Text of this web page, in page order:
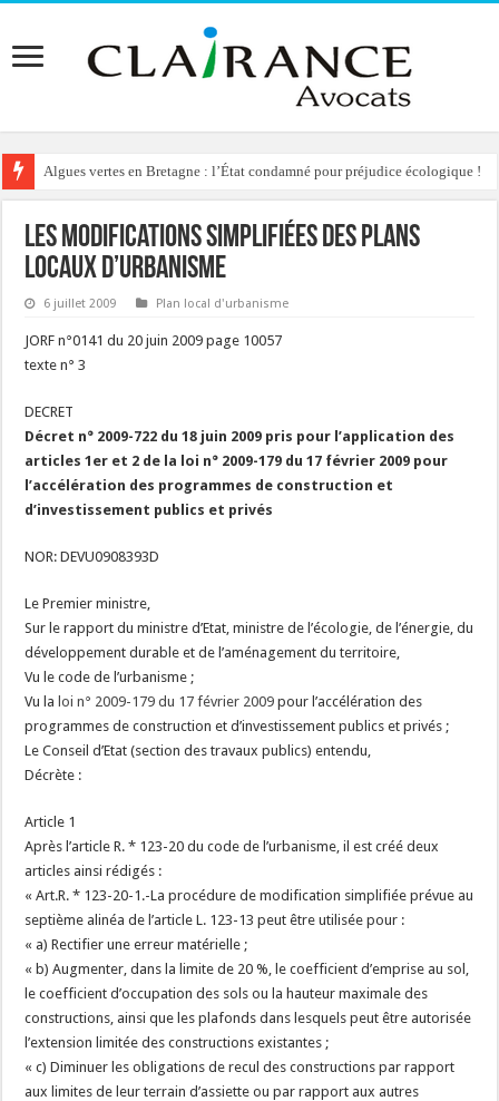
Algues vertes en Bretagne : l’État condamné pour préjudice écologique !
Les modifications simplifiées des plans
locaux d’urbanisme
6 juillet 2009 Plan local d'urbanisme
JORF n°0141 du 20 juin 2009 page 10057
texte n° 3
DECRET
Décret n° 2009-722 du 18 juin 2009 pris pour l’application des
articles 1er et 2 de la loi n° 2009-179 du 17 février 2009 pour
l’accélération des programmes de construction et
d’investissement publics et privés
NOR: DEVU0908393D
Le Premier ministre,
Sur le rapport du ministre d’Etat, ministre de l’écologie, de l’énergie, du
développement durable et de l’aménagement du territoire,
Vu le code de l’urbanisme ;
Vu la loi n° 2009-179 du 17 février 2009 pour l’accélération des
programmes de construction et d’investissement publics et privés ;
Le Conseil d’Etat (section des travaux publics) entendu,
Décrète :
Article 1
Après l’article R. * 123-20 du code de l’urbanisme, il est créé deux
articles ainsi rédigés :
« Art.R. * 123-20-1.-La procédure de modification simplifiée prévue au
septième alinéa de l’article L. 123-13 peut être utilisée pour :
« a) Rectifier une erreur matérielle ;
« b) Augmenter, dans la limite de 20 %, le coefficient d’emprise au sol,
le coefficient d’occupation des sols ou la hauteur maximale des
constructions, ainsi que les plafonds dans lesquels peut être autorisée
l’extension limitée des constructions existantes ;
« c) Diminuer les obligations de recul des constructions par rapport
aux limites de leur terrain d’assiette ou par rapport aux autres